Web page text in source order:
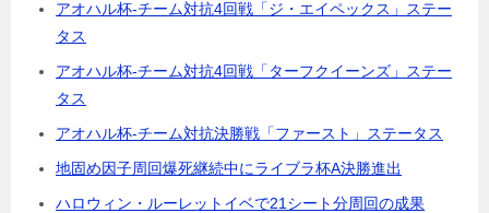
アオハル杯-チーム対抗4回戦「ジ・エイペックス」ステー
タス
アオハル杯-チーム対抗4回戦「ターフクイーンズ」ステー
タス
アオハル杯-チーム対抗決勝戦「ファースト」ステータス
地固め因子周回爆死継続中にライブラ杯A決勝進出
ハロウィン・ルーレットイベで21シート分周回の成果